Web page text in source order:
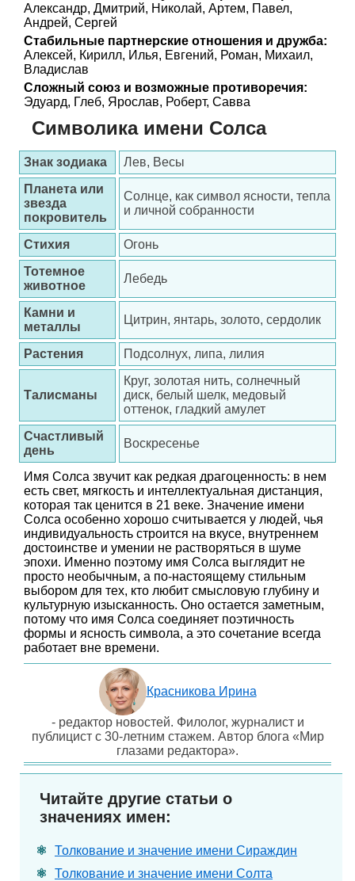
Александр, Дмитрий, Николай, Артем, Павел,
Андрей, Сергей
Стабильные партнерские отношения и дружба:
Алексей, Кирилл, Илья, Евгений, Роман, Михаил,
Владислав
Сложный союз и возможные противоречия:
Эдуард, Глеб, Ярослав, Роберт, Савва
Символика имени Солса
Знак зодиака
Лев, Весы
Планета или
звезда
покровитель
Солнце, как символ ясности, тепла
и личной собранности
Стихия
Огонь
Тотемное
животное
Лебедь
Камни и
металлы
Цитрин, янтарь, золото, сердолик
Растения Подсолнух, липа, лилия
Талисманы
Круг, золотая нить, солнечный
диск, белый шелк, медовый
оттенок, гладкий амулет
Счастливый
день
Воскресенье
Имя Солса звучит как редкая драгоценность: в нем
есть свет, мягкость и интеллектуальная дистанция,
которая так ценится в 21 веке. Значение имени
Солса особенно хорошо считывается у людей, чья
индивидуальность строится на вкусе, внутреннем
достоинстве и умении не растворяться в шуме
эпохи. Именно поэтому имя Солса выглядит не
просто необычным, а по-настоящему стильным
выбором для тех, кто любит смысловую глубину и
культурную изысканность. Оно остается заметным,
потому что имя Солса соединяет поэтичность
формы и ясность символа, а это сочетание всегда
работает вне времени.
Красникова Ирина
- редактор новостей. Филолог, журналист и
публицист с 30-летним стажем. Автор блога «Мир
глазами редактора».
Читайте другие статьи о
значениях имен:
Толкование и значение имени Сираждин
Толкование и значение имени Солта